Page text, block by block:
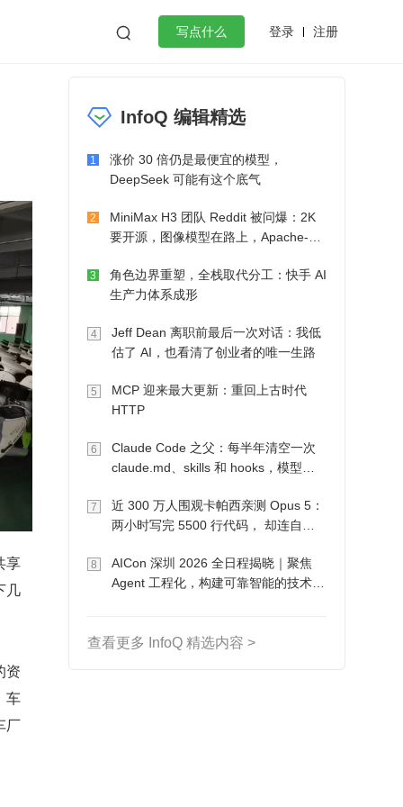
 写点什么 登录 注册
微服务架构 flutter
享
几
资
车
厂
InfoQ 编辑精选
1
涨价 30 倍仍是最便宜的模型，
DeepSeek 可能有这个底气
2
MiniMax H3 团队 Reddit 被问爆：2K
要开源，图像模型在路上，Apache-2.0
3
角色边界重塑，全栈取代分工：快手 AI
生产力体系成形
4
Jeff Dean 离职前最后一次对话：我低
估了 AI，也看清了创业者的唯一生路
5
MCP 迎来最大更新：重回上古时代
HTTP
6
Claude Code 之父：每半年清空一次
claude.md、skills 和 hooks，模型自
7
近 300 万人围观卡帕西亲测 Opus 5：
两小时写完 5500 行代码， 却连自己
8
AICon 深圳 2026 全日程揭晓｜聚焦
Agent 工程化，构建可靠智能的技术路
查看更多 InfoQ 精选内容 >